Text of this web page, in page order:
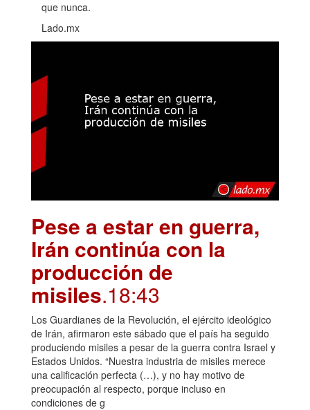
que nunca.
Lado.mx
Pese a estar en guerra,
Irán continúa con la
producción de
misiles.18:43
Los Guardianes de la Revolución, el ejército ideológico
de Irán, afirmaron este sábado que el país ha seguido
produciendo misiles a pesar de la guerra contra Israel y
Estados Unidos. “Nuestra industria de misiles merece
una calificación perfecta (…), y no hay motivo de
preocupación al respecto, porque incluso en
condiciones de g